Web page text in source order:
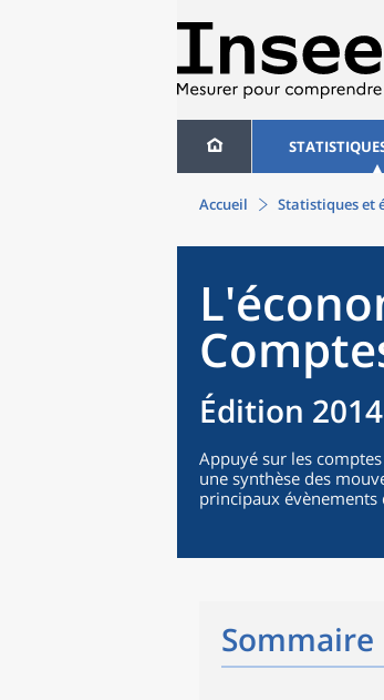
Accueil Statistiques et
Édition 2014
Appuyé sur les
une synthèse des
principaux évènements
Sommaire